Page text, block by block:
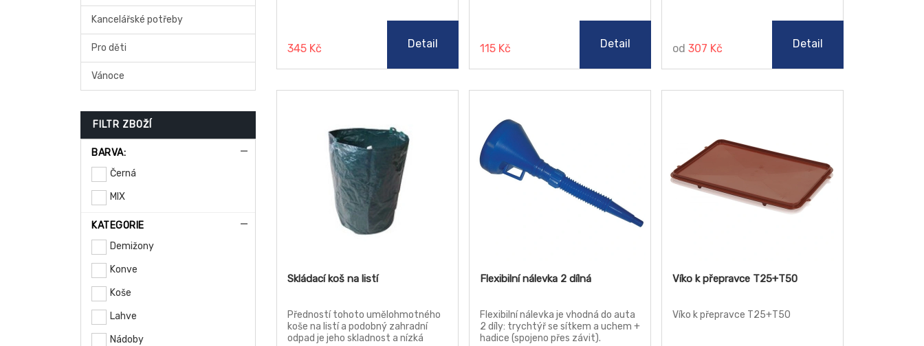
Kancelářské potřeby
Pro děti
Vánoce
FILTR ZBOŽÍ
BARVA:
Černá
MIX
KATEGORIE
Demižony
Konve
Koše
Lahve
Nádoby
345 Kč Detail 115 Kč Detail od 307 Kč Detail
Skládací koš na listí
Předností tohoto umělohmotného
koše na listí a podobný zahradní
odpad je jeho skladnost a nízká
Flexibilní nálevka 2 dílná
Flexibilní nálevka je vhodná do auta
2 díly: trychtýř se sítkem a uchem +
hadice (spojeno přes závit).
Víko k přepravce T25+T50
Víko k přepravce T25+T50